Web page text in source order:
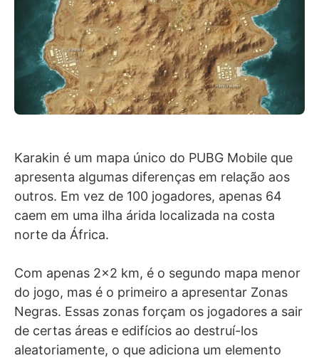
Karakin é um mapa único do PUBG Mobile que
apresenta algumas diferenças em relação aos
outros. Em vez de 100 jogadores, apenas 64
caem em uma ilha árida localizada na costa
norte da África.
Com apenas 2×2 km, é o segundo mapa menor
do jogo, mas é o primeiro a apresentar Zonas
Negras. Essas zonas forçam os jogadores a sair
de certas áreas e edifícios ao destruí-los
aleatoriamente, o que adiciona um elemento